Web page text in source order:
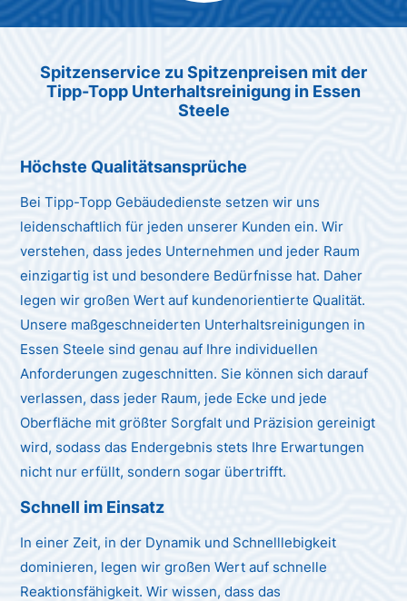
Max Mustermann
Spitzenservice zu Spitzenpreisen mit der
Tipp-Topp Unterhaltsreinigung in Essen
Steele
Höchste Qualitätsansprüche
Bei Tipp-Topp Gebäudedienste setzen wir uns
leidenschaftlich für jeden unserer Kunden ein. Wir
verstehen, dass jedes Unternehmen und jeder Raum
einzigartig ist und besondere Bedürfnisse hat. Daher
legen wir großen Wert auf kundenorientierte Qualität.
Unsere maßgeschneiderten Unterhaltsreinigungen in
Essen Steele sind genau auf Ihre individuellen
Anforderungen zugeschnitten. Sie können sich darauf
verlassen, dass jeder Raum, jede Ecke und jede
Oberfläche mit größter Sorgfalt und Präzision gereinigt
wird, sodass das Endergebnis stets Ihre Erwartungen
nicht nur erfüllt, sondern sogar übertrifft.
Schnell im Einsatz
In einer Zeit, in der Dynamik und Schnelllebigkeit
dominieren, legen wir großen Wert auf schnelle
Reaktionsfähigkeit. Wir wissen, dass das